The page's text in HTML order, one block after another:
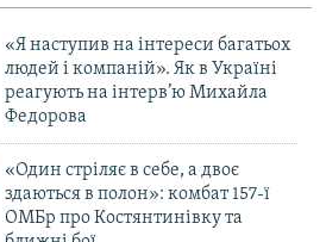
«Я наступив на інтереси багатьох
людей і компаній». Як в Україні
реагують на інтерв’ю Михайла
Федорова
«Один стріляє в себе, а двоє
здаються в полон»: комбат 157-ї
ОМБр про Костянтинівку та